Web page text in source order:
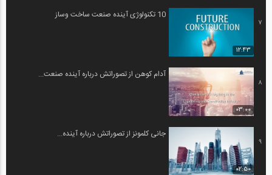
7
12:43
10 تکنولوژی آینده صنعت ساخت وساز
8
03:00
آدام کوهن از تصوراتش درباره آینده صنعت...
9
02:50
جانی کلمونز از تصوراتش درباره آینده...